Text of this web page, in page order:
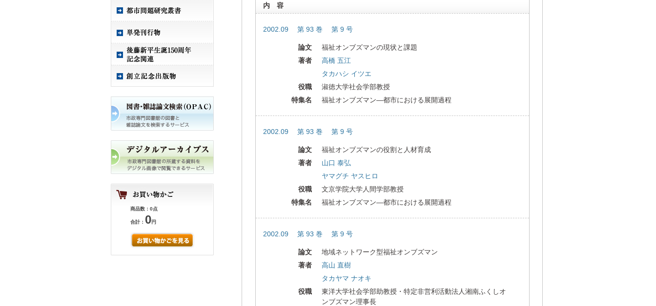
商品数：0点
合計： 0円
内 容
2002.09 第 93 巻 第 9 号
論文
福祉オンブズマンの現状と課題
著者
高橋 五江
タカハシ イツエ
役職
淑徳大学社会学部教授
特集名
福祉オンブズマン―都市における展開過程
2002.09 第 93 巻 第 9 号
論文
福祉オンブズマンの役割と人材育成
著者
山口 泰弘
ヤマグチ ヤスヒロ
役職
文京学院大学人間学部教授
特集名
福祉オンブズマン―都市における展開過程
2002.09 第 93 巻 第 9 号
論文
地域ネットワーク型福祉オンブズマン
著者
高山 直樹
タカヤマ ナオキ
役職
東洋大学社会学部助教授・特定非営利活動法人湘南ふくしオ
ンブズマン理事長